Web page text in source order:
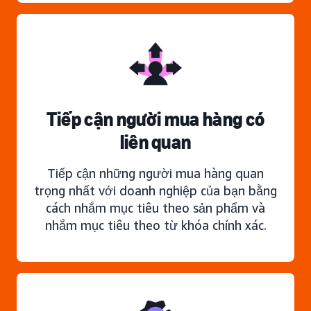
Tiếp cận người mua hàng có
liên quan
Tiếp cận những người mua hàng quan
trọng nhất với doanh nghiệp của bạn bằng
cách nhắm mục tiêu theo sản phẩm và
nhắm mục tiêu theo từ khóa chính xác.